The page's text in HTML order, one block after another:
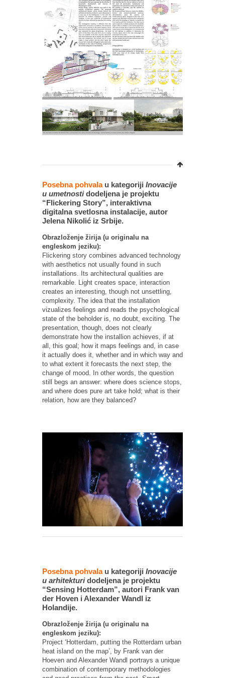
Posebna pohvalau kategoriji Inovacije
u umetnostidodeljena je projektu
“Flickering Story”, interaktivna
digitalna svetlosna instalacije, autor
Jelena Nikolić iz Srbije.
Obrazloženje žirija (u originalu na
engleskom jeziku):
Flickering story combines advanced technology
with aesthetics not usually found in such
installations. Its architectural qualities are
remarkable. Light creates space, interaction
creates an interesting, though not unsettling,
complexity. The idea that the installation
vizualizes feelings and reads the psychological
state of the beholder is, no doubt, exciting. The
presentation, though, does not clearly
demonstrate how the installion achieves, if at
all, this goal; how it maps feelings and, in case
it actually does it, whether and in which way and
to what extent it forecasts the next step, the
change of mood. In other words, the question
still begs an answer: where does science stops,
and where does pure art take hold; what is their
relation, how are they balanced?
Posebna pohvalau kategoriji Inovacije
u arhitekturidodeljena je projektu
“Sensing Hotterdam”, autori Frank van
der Hoven i Alexander Wandl iz
Holandije.
Obrazloženje žirija (u originalu na
engleskom jeziku):
Project ‘Hotterdam, putting the Rotterdam urban
heat island on the map’, by Frank van der
Hoeven and Alexander Wandl portrays a unique
combination of contemporary methodologies